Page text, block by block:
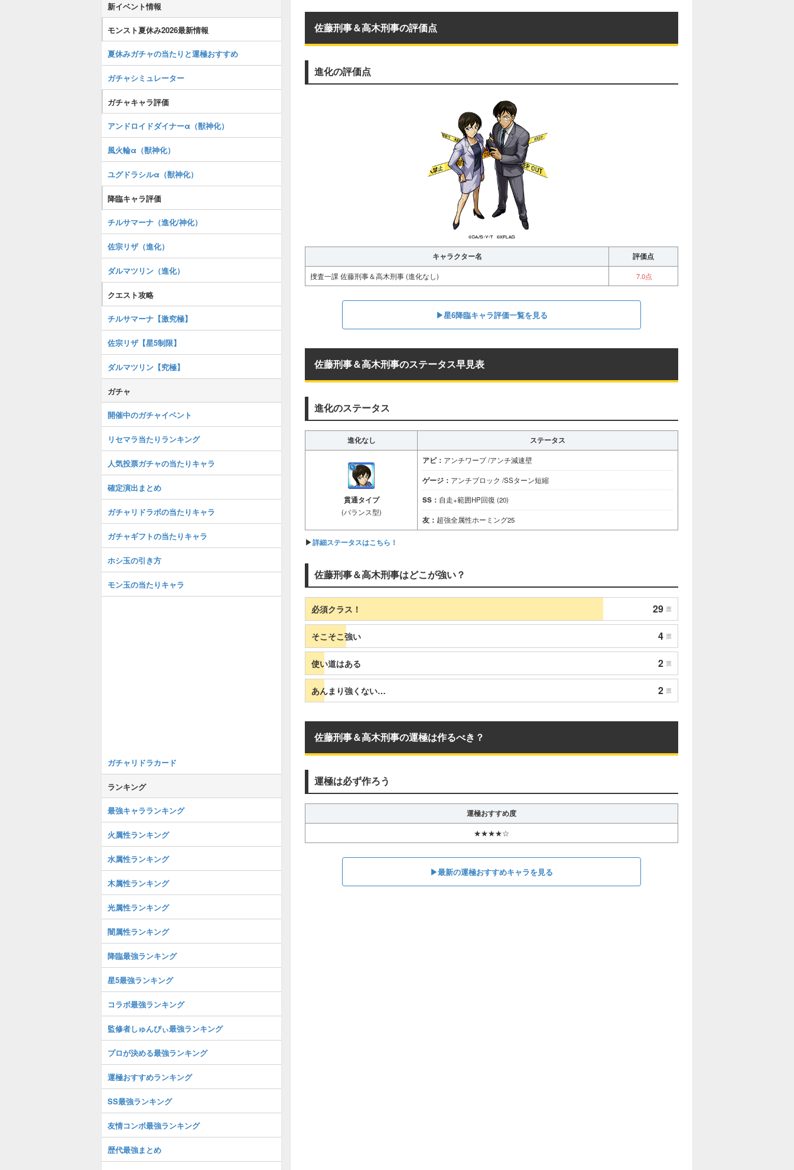
佐藤刑事＆高木刑事の評価点
進化の評価点
キャラクター名 評価点
捜査一課 佐藤刑事＆高木刑事 (進化なし) 7.0点
▶︎星6降臨キャラ評価一覧を見る
佐藤刑事＆高木刑事のステータス早見表
進化のステータス
進化なし ステータス
貫通タイプ
(バランス型)
アビ： アンチワープ /アンチ減速壁
ゲージ： アンチブロック /SSターン短縮
SS： 自走+範囲HP回復 (20)
友： 超強全属性ホーミング25
▶詳細ステータスはこちら！
佐藤刑事＆高木刑事はどこが強い？
必須クラス！ 29 票
そこそこ強い 4 票
使い道はある 2 票
あんまり強くない… 2 票
佐藤刑事＆高木刑事の運極は作るべき？
運極は必ず作ろう
運極おすすめ度
★★★★☆
▶最新の運極おすすめキャラを見る
新イベント情報
モンスト夏休み2026最新情報
夏休みガチャの当たりと運極おすすめ
ガチャシミュレーター
ガチャキャラ評価
アンドロイドダイナーα（獣神化）
風火輪α（獣神化）
ユグドラシルα（獣神化）
降臨キャラ評価
チルサマーナ（進化/神化）
佐宗リザ（進化）
ダルマツリン（進化）
クエスト攻略
チルサマーナ【激究極】
佐宗リザ【星5制限】
ダルマツリン【究極】
ガチャ
開催中のガチャイベント
リセマラ当たりランキング
人気投票ガチャの当たりキャラ
確定演出まとめ
ガチャリドラボの当たりキャラ
ガチャギフトの当たりキャラ
ホシ玉の引き方
モン玉の当たりキャラ
ガチャリドラカード
ランキング
最強キャラランキング
火属性ランキング
水属性ランキング
木属性ランキング
光属性ランキング
闇属性ランキング
降臨最強ランキング
星5最強ランキング
コラボ最強ランキング
監修者しゅんぴぃ最強ランキング
プロが決める最強ランキング
運極おすすめランキング
SS最強ランキング
友情コンボ最強ランキング
歴代最強まとめ